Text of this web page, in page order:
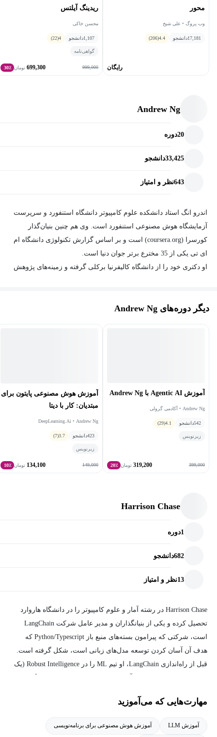
‌محور
وب ‌پروگ • علی شیخ
17,181دانشجو 4.4
(206)
رایگان
ریدینگ آیلتس
محسن خاکی
1,107دانشجو 4
(22)
گواهی‌نامه
999,000
699,300 تومان 30٪
Andrew Ng
20دوره
33,425دانشجو
643نظر و امتیاز
اندرو انگ استاد دانشکده علوم کامپیوتر دانشگاه استنفورد و سرپرست
آزمایشگاه هوش مصنوعی استنفورد است. وی هم چنین بنیان‌گذار
کورسرا (coursera.org) است و بر اساس گزارش تکنولوژی دانشگاه ام
ای تی یکی از 35 مخترع برتر جوان دنیا است.
او دکتری خود را از دانشگاه کالیفرنیا برکلی گرفته و زمینه‌های پژوهش
دیگر دوره‌های Andrew Ng
آموزش Agentic AI با Andrew Ng
Andrew Ng • آکادمی گرولی
542دانشجو 4.1
(29)
زیرنویس
399,000
319,200 تومان 20٪
آموزش هوش مصنوعی پایتون برای
مبتدیان: کار با دیتا
DeepLearning.Ai • Andrew Ng
423دانشجو 3.7
(7)
زیرنویس
149,000
134,100 تومان 10٪
Harrison Chase
1دوره
682دانشجو
13نظر و امتیاز
Harrison Chase در رشته آمار و علوم کامپیوتر را در دانشگاه هاروارد
تحصیل کرده و یکی از بنیانگذاران و مدیر عامل شرکت LangChain
است، شرکتی که پیرامون بسته‌های منبع باز Python/Typescript که
هدف آن آسان کردن توسعه مدل‌های زبانی است، شکل گرفته است.
قبل از راه‌اندازی LangChain، او تیم ML را در Robust Intelligence (یک
مهارت‌هایی که می‌آموزید
آموزش LLM آموزش هوش مصنوعی برای برنامه‌نویسی